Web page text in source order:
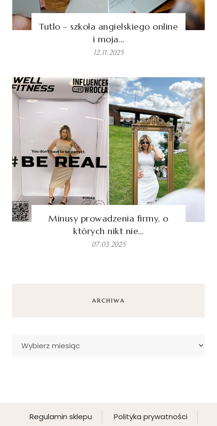
Tutlo – szkoła angielskiego online
i moja…
12.11.2025
Minusy prowadzenia firmy, o
których nikt nie…
07.03.2025
ARCHIWA
Regulamin sklepu
Polityka prywatności